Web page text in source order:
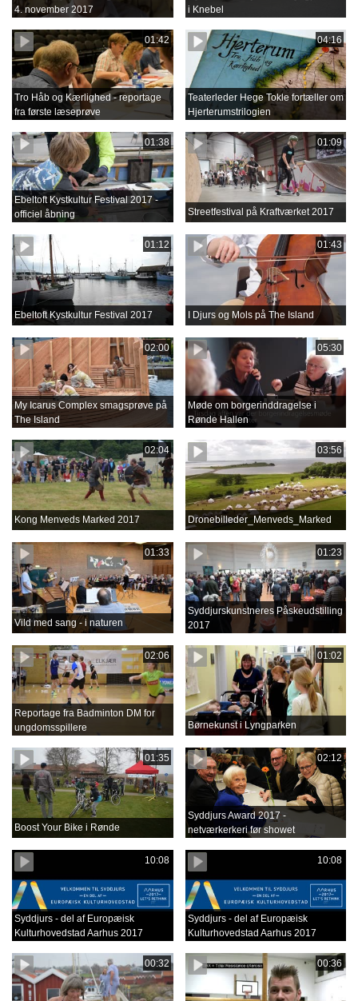
4. november 2017
i Knebel
01:42
Tro Håb og Kærlighed - reportage
fra første læseprøve
04:16
Teaterleder Hege Tokle fortæller om
Hjerterumstrilogien
01:38
Ebeltoft Kystkultur Festival 2017 -
officiel åbning
01:09
Streetfestival på Kraftværket 2017
01:12
Ebeltoft Kystkultur Festival 2017
01:43
I Djurs og Mols på The Island
02:00
My Icarus Complex smagsprøve på
The Island
05:30
Møde om borgerinddragelse i
Rønde Hallen
02:04
Kong Menveds Marked 2017
03:56
Dronebilleder_Menveds_Marked
01:33
Vild med sang - i naturen
01:23
Syddjurskunstneres Påskeudstilling
2017
02:06
Reportage fra Badminton DM for
ungdomsspillere
01:02
Børnekunst i Lyngparken
01:35
Boost Your Bike i Rønde
02:12
Syddjurs Award 2017 -
netværkerkeri før showet
10:08
Syddjurs - del af Europæisk
Kulturhovedstad Aarhus 2017
10:08
Syddjurs - del af Europæisk
Kulturhovedstad Aarhus 2017
00:32 00:36